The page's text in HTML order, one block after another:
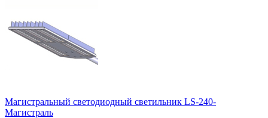
Магистральный светодиодный светильник LS-240-
Магистраль